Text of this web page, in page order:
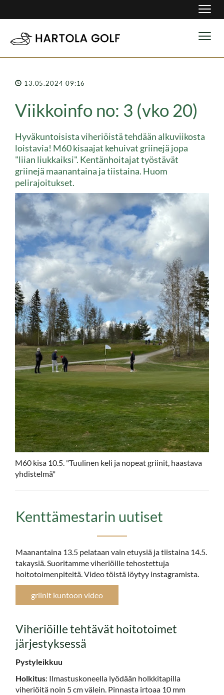
13.05.2024 09:16
Viikkoinfo no: 3 (vko 20)
Hyväkuntoisista viheriöistä tehdään alkuviikosta
loistavia! M60 kisaajat kehuivat griinejä jopa
"liian liukkaiksi". Kentänhoitajat työstävät
griinejä maanantaina ja tiistaina. Huom
pelirajoitukset.
M60 kisa 10.5. "Tuulinen keli ja nopeat griinit, haastava
yhdistelmä"
Kenttämestarin uutiset
Maanantaina 13.5 pelataan vain etuysiä ja tiistaina 14.5.
takaysiä. Suoritamme viheriöille tehostettuja
hoitotoimenpiteitä. Video töistä löytyy instagramista.
griinit kuntoon video
​​​​​​​Viheriöille tehtävät hoitotoimet
järjestyksessä
Pystyleikkuu
Holkitus: Ilmastuskoneella lyödään holkkitapilla
viheriöitä noin 5 cm välein. Pinnasta irtoaa 10 mm